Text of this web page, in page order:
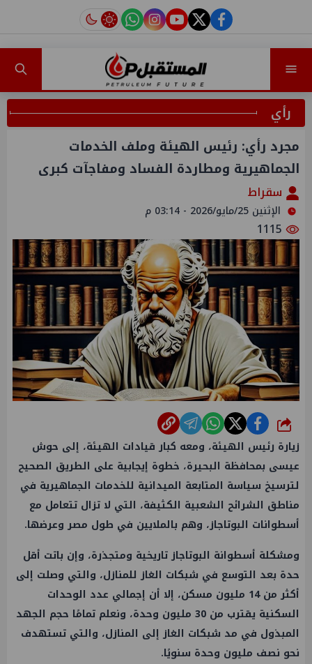
facebook
twitter
youtube
instagram
tiktok
رأي
مجرد رأي: رئيس الهيئة وملف الخدمات
الجماهيرية ومطاردة الفساد ومفاجآت كبرى
سقراط
الإثنين 25/مايو/2026 - 03:14 م
شارك
زيارة رئيس الهيئة، ومعه كبار قيادات الهيئة، إلى حوش
عيسى بمحافظة البحيرة، خطوة إيجابية على الطريق الصحيح
لترسيخ سياسة المتابعة الميدانية للخدمات الجماهيرية في
مناطق الشرائح الشعبية الكثيفة، التي لا تزال تتعامل مع
أسطوانات البوتاجاز، وهم بالملايين في طول مصر وعرضها.
ومشكلة أسطوانة البوتاجاز تاريخية ومتجذرة، وإن باتت أقل
حدة بعد التوسع في شبكات الغاز للمنازل، والتي وصلت إلى
أكثر من 14 مليون مسكن، إلا أن إجمالي عدد الوحدات
السكنية يقترب من 30 مليون وحدة، ونعلم تمامًا حجم الجهد
المبذول في مد شبكات الغاز إلى المنازل، والتي تستهدف
نحو نصف مليون وحدة سنويًا.